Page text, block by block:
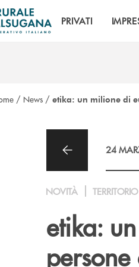
PRIVATI
/ News / etika: un milione di
24
NOVITÀ TERRITORIO
etika: